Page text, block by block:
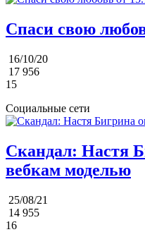
Спаси свою
16/10/20
17 956
15
Социальные сети
Скандал: Настя
вебкам моделью
25/08/21
14 955
16